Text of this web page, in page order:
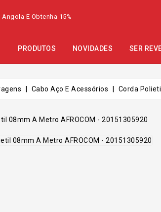
E Obtenha 15%
PRODUTOS NOVIDADES SER
Cabo Aço E Acessórios Corda